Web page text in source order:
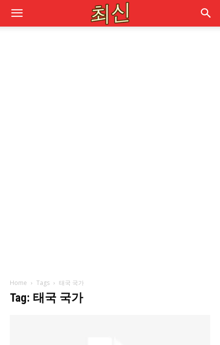
Home Tags 태국 국가
Tag: 태국 국가